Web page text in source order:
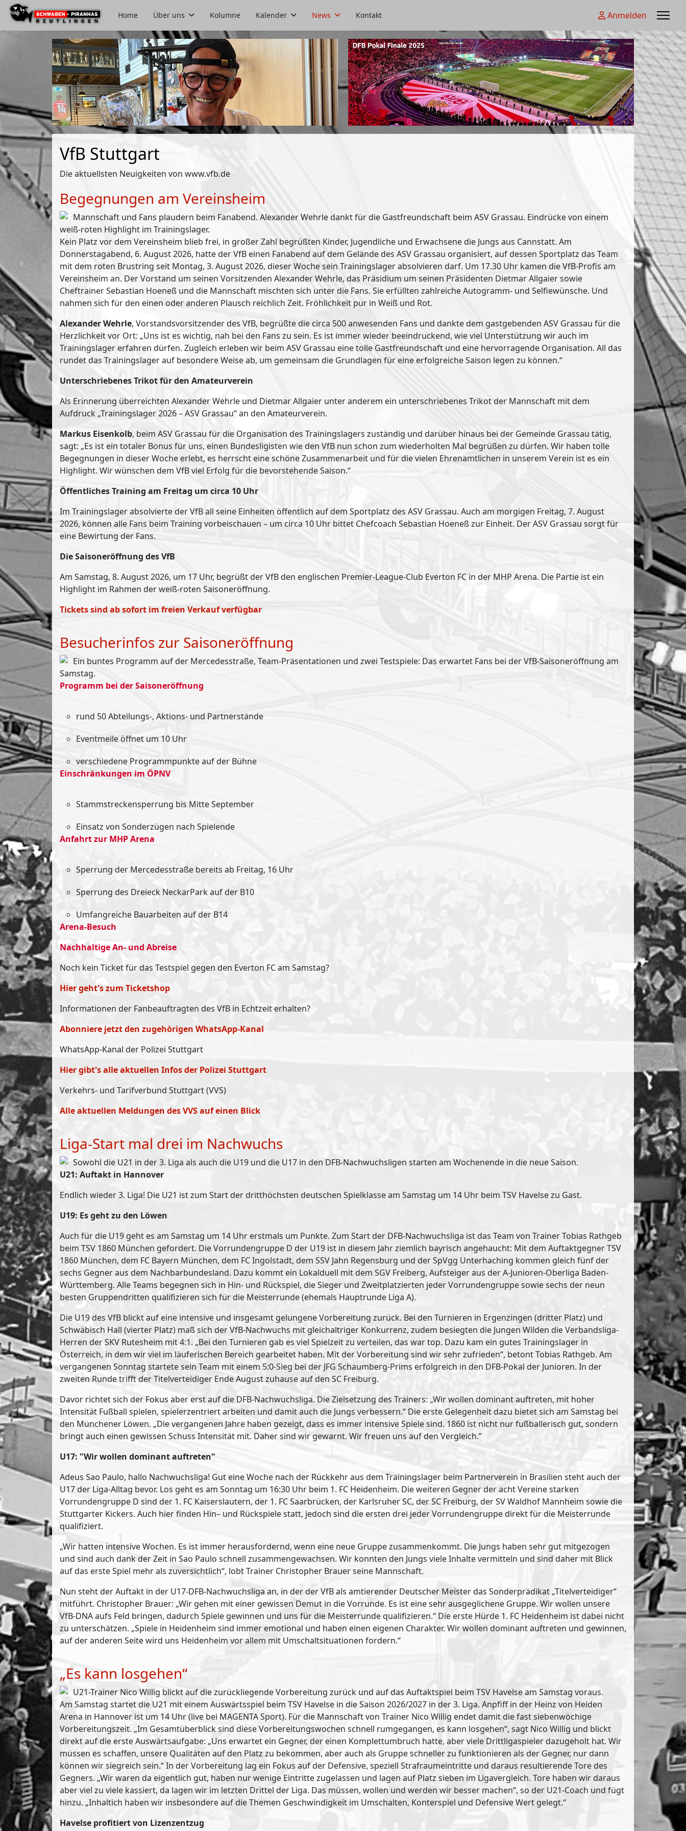
Home Über uns Kolumne Kalender News Kontakt Anmelden
VfB Stuttgart
Die aktuellsten Neuigkeiten von www.vfb.de
Begegnungen am Vereinsheim
Mannschaft und Fans plaudern beim Fanabend. Alexander Wehrle dankt für die Gastfreundschaft beim ASV Grassau. Eindrücke von einem
weiß-roten Highlight im Trainingslager.
Kein Platz vor dem Vereinsheim blieb frei, in großer Zahl begrüßten Kinder, Jugendliche und Erwachsene die Jungs aus Cannstatt. Am
Donnerstagabend, 6. August 2026, hatte der VfB einen Fanabend auf dem Gelände des ASV Grassau organisiert, auf dessen Sportplatz das Team
mit dem roten Brustring seit Montag, 3. August 2026, dieser Woche sein Trainingslager absolvieren darf. Um 17.30 Uhr kamen die VfB-Profis am
Vereinsheim an. Der Vorstand um seinen Vorsitzenden Alexander Wehrle, das Präsidium um seinen Präsidenten Dietmar Allgaier sowie
Cheftrainer Sebastian Hoeneß und die Mannschaft mischten sich unter die Fans. Sie erfüllten zahlreiche Autogramm- und Selfiewünsche. Und
nahmen sich für den einen oder anderen Plausch reichlich Zeit. Fröhlichkeit pur in Weiß und Rot.
Alexander Wehrle, Vorstandsvorsitzender des VfB, begrüßte die circa 500 anwesenden Fans und dankte dem gastgebenden ASV Grassau für die
Herzlichkeit vor Ort: „Uns ist es wichtig, nah bei den Fans zu sein. Es ist immer wieder beeindruckend, wie viel Unterstützung wir auch im
Trainingslager erfahren dürfen. Zugleich erleben wir beim ASV Grassau eine tolle Gastfreundschaft und eine hervorragende Organisation. All das
rundet das Trainingslager auf besondere Weise ab, um gemeinsam die Grundlagen für eine erfolgreiche Saison legen zu können.“
Unterschriebenes Trikot für den Amateurverein
Als Erinnerung überreichten Alexander Wehrle und Dietmar Allgaier unter anderem ein unterschriebenes Trikot der Mannschaft mit dem
Aufdruck „Trainingslager 2026 – ASV Grassau“ an den Amateurverein.
Markus Eisenkolb, beim ASV Grassau für die Organisation des Trainingslagers zuständig und darüber hinaus bei der Gemeinde Grassau tätig,
sagt: „Es ist ein totaler Bonus für uns, einen Bundesligisten wie den VfB nun schon zum wiederholten Mal begrüßen zu dürfen. Wir haben tolle
Begegnungen in dieser Woche erlebt, es herrscht eine schöne Zusammenarbeit und für die vielen Ehrenamtlichen in unserem Verein ist es ein
Highlight. Wir wünschen dem VfB viel Erfolg für die bevorstehende Saison.“
Öffentliches Training am Freitag um circa 10 Uhr
Im Trainingslager absolvierte der VfB all seine Einheiten öffentlich auf dem Sportplatz des ASV Grassau. Auch am morgigen Freitag, 7. August
2026, können alle Fans beim Training vorbeischauen – um circa 10 Uhr bittet Chefcoach Sebastian Hoeneß zur Einheit. Der ASV Grassau sorgt für
eine Bewirtung der Fans.
Die Saisoneröffnung des VfB
Am Samstag, 8. August 2026, um 17 Uhr, begrüßt der VfB den englischen Premier-League-Club Everton FC in der MHP Arena. Die Partie ist ein
Highlight im Rahmen der weiß-roten Saisoneröffnung.
Tickets sind ab sofort im freien Verkauf verfügbar
Besucherinfos zur Saisoneröffnung
Ein buntes Programm auf der Mercedesstraße, Team-Präsentationen und zwei Testspiele: Das erwartet Fans bei der VfB-Saisoneröffnung am
Samstag.
Programm bei der Saisoneröffnung
rund 50 Abteilungs-, Aktions- und Partnerstände
Eventmeile öffnet um 10 Uhr
verschiedene Programmpunkte auf der Bühne
Einschränkungen im ÖPNV
Stammstreckensperrung bis Mitte September
Einsatz von Sonderzügen nach Spielende
Anfahrt zur MHP Arena
Sperrung der Mercedesstraße bereits ab Freitag, 16 Uhr
Sperrung des Dreieck NeckarPark auf der B10
Umfangreiche Bauarbeiten auf der B14
Arena-Besuch
Nachhaltige An- und Abreise
Noch kein Ticket für das Testspiel gegen den Everton FC am Samstag?
Hier geht's zum Ticketshop
Informationen der Fanbeauftragten des VfB in Echtzeit erhalten?
Abonniere jetzt den zugehörigen WhatsApp-Kanal
WhatsApp-Kanal der Polizei Stuttgart
Hier gibt's alle aktuellen Infos der Polizei Stuttgart
Verkehrs- und Tarifverbund Stuttgart (VVS)
Alle aktuellen Meldungen des VVS auf einen Blick
Liga-Start mal drei im Nachwuchs
Sowohl die U21 in der 3. Liga als auch die U19 und die U17 in den DFB-Nachwuchsligen starten am Wochenende in die neue Saison.
U21: Auftakt in Hannover
Endlich wieder 3. Liga! Die U21 ist zum Start der dritthöchsten deutschen Spielklasse am Samstag um 14 Uhr beim TSV Havelse zu Gast.
U19: Es geht zu den Löwen
Auch für die U19 geht es am Samstag um 14 Uhr erstmals um Punkte. Zum Start der DFB-Nachwuchsliga ist das Team von Trainer Tobias Rathgeb
beim TSV 1860 München gefordert. Die Vorrundengruppe D der U19 ist in diesem Jahr ziemlich bayrisch angehaucht: Mit dem Auftaktgegner TSV
1860 München, dem FC Bayern München, dem FC Ingolstadt, dem SSV Jahn Regensburg und der SpVgg Unterhaching kommen gleich fünf der
sechs Gegner aus dem Nachbarbundesland. Dazu kommt ein Lokalduell mit dem SGV Freiberg, Aufsteiger aus der A-Junioren-Oberliga Baden-
Württemberg. Alle Teams begegnen sich in Hin- und Rückspiel, die Sieger und Zweitplatzierten jeder Vorrundengruppe sowie sechs der neun
besten Gruppendritten qualifizieren sich für die Meisterrunde (ehemals Hauptrunde Liga A).
Die U19 des VfB blickt auf eine intensive und insgesamt gelungene Vorbereitung zurück. Bei den Turnieren in Ergenzingen (dritter Platz) und
Schwäbisch Hall (vierter Platz) maß sich der VfB-Nachwuchs mit gleichaltriger Konkurrenz, zudem besiegten die Jungen Wilden die Verbandsliga-
Herren der SKV Rutesheim mit 4:1. „Bei den Turnieren gab es viel Spielzeit zu verteilen, das war top. Dazu kam ein gutes Trainingslager in
Österreich, in dem wir viel im läuferischen Bereich gearbeitet haben. Mit der Vorbereitung sind wir sehr zufrieden“, betont Tobias Rathgeb. Am
vergangenen Sonntag startete sein Team mit einem 5:0-Sieg bei der JFG Schaumberg-Prims erfolgreich in den DFB-Pokal der Junioren. In der
zweiten Runde trifft der Titelverteidiger Ende August zuhause auf den SC Freiburg.
Davor richtet sich der Fokus aber erst auf die DFB-Nachwuchsliga. Die Zielsetzung des Trainers: „Wir wollen dominant auftreten, mit hoher
Intensität Fußball spielen, spielerzentriert arbeiten und damit auch die Jungs verbessern.“ Die erste Gelegenheit dazu bietet sich am Samstag bei
den Münchener Löwen. „Die vergangenen Jahre haben gezeigt, dass es immer intensive Spiele sind. 1860 ist nicht nur fußballerisch gut, sondern
bringt auch einen gewissen Schuss Intensität mit. Daher sind wir gewarnt. Wir freuen uns auf den Vergleich.“
U17: "Wir wollen dominant auftreten"
Adeus Sao Paulo, hallo Nachwuchsliga! Gut eine Woche nach der Rückkehr aus dem Trainingslager beim Partnerverein in Brasilien steht auch der
U17 der Liga-Alltag bevor. Los geht es am Sonntag um 16:30 Uhr beim 1. FC Heidenheim. Die weiteren Gegner der acht Vereine starken
Vorrundengruppe D sind der 1. FC Kaiserslautern, der 1. FC Saarbrücken, der Karlsruher SC, der SC Freiburg, der SV Waldhof Mannheim sowie die
Stuttgarter Kickers. Auch hier finden Hin– und Rückspiele statt, jedoch sind die ersten drei jeder Vorrundengruppe direkt für die Meisterrunde
qualifiziert.
„Wir hatten intensive Wochen. Es ist immer herausfordernd, wenn eine neue Gruppe zusammenkommt. Die Jungs haben sehr gut mitgezogen
und sind auch dank der Zeit in Sao Paulo schnell zusammengewachsen. Wir konnten den Jungs viele Inhalte vermitteln und sind daher mit Blick
auf das erste Spiel mehr als zuversichtlich“, lobt Trainer Christopher Brauer seine Mannschaft.
Nun steht der Auftakt in der U17-DFB-Nachwuchsliga an, in der der VfB als amtierender Deutscher Meister das Sonderprädikat „Titelverteidiger“
mitführt. Christopher Brauer: „Wir gehen mit einer gewissen Demut in die Vorrunde. Es ist eine sehr ausgeglichene Gruppe. Wir wollen unsere
VfB-DNA aufs Feld bringen, dadurch Spiele gewinnen und uns für die Meisterrunde qualifizieren.“ Die erste Hürde 1. FC Heidenheim ist dabei nicht
zu unterschätzen. „Spiele in Heidenheim sind immer emotional und haben einen eigenen Charakter. Wir wollen dominant auftreten und gewinnen,
auf der anderen Seite wird uns Heidenheim vor allem mit Umschaltsituationen fordern.“
„Es kann losgehen“
U21-Trainer Nico Willig blickt auf die zurückliegende Vorbereitung zurück und auf das Auftaktspiel beim TSV Havelse am Samstag voraus.
Am Samstag startet die U21 mit einem Auswärtsspiel beim TSV Havelse in die Saison 2026/2027 in der 3. Liga. Anpfiff in der Heinz von Heiden
Arena in Hannover ist um 14 Uhr (live bei MAGENTA Sport). Für die Mannschaft von Trainer Nico Willig endet damit die fast siebenwöchige
Vorbereitungszeit. „Im Gesamtüberblick sind diese Vorbereitungswochen schnell rumgegangen, es kann losgehen“, sagt Nico Willig und blickt
direkt auf die erste Auswärtsaufgabe: „Uns erwartet ein Gegner, der einen Komplettumbruch hatte, aber viele Drittligaspieler dazugeholt hat. Wir
müssen es schaffen, unsere Qualitäten auf den Platz zu bekommen, aber auch als Gruppe schneller zu funktionieren als der Gegner, nur dann
können wir siegreich sein.“ In der Vorbereitung lag ein Fokus auf der Defensive, speziell Strafraumeintritte und daraus resultierende Tore des
Gegners. „Wir waren da eigentlich gut, haben nur wenige Eintritte zugelassen und lagen auf Platz sieben im Ligavergleich. Tore haben wir daraus
aber viel zu viele kassiert, da lagen wir im letzten Drittel der Liga. Das müssen, wollen und werden wir besser machen“, so der U21-Coach und fügt
hinzu. „Inhaltich haben wir insbesondere auf die Themen Geschwindigkeit im Umschalten, Konterspiel und Defensive Wert gelegt.“
Havelse profitiert von Lizenzentzug